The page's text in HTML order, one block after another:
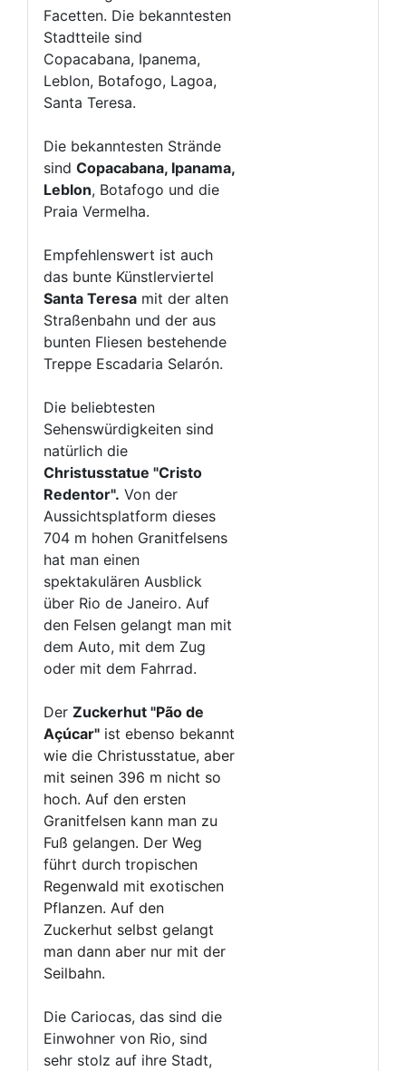
Facetten. Die bekanntesten
Stadtteile sind
Copacabana, Ipanema,
Leblon, Botafogo, Lagoa,
Santa Teresa.
Die bekanntesten Strände
sind Copacabana, Ipanama,
Leblon, Botafogo und die
Praia Vermelha.
Empfehlenswert ist auch
das bunte Künstlerviertel
Santa Teresa mit der alten
Straßenbahn und der aus
bunten Fliesen bestehende
Treppe Escadaria Selarón.
Die beliebtesten
Sehenswürdigkeiten sind
natürlich die
Christusstatue "Cristo
Redentor". Von der
Aussichtsplatform dieses
704 m hohen Granitfelsens
hat man einen
spektakulären Ausblick
über Rio de Janeiro. Auf
den Felsen gelangt man mit
dem Auto, mit dem Zug
oder mit dem Fahrrad.
Der Zuckerhut "Pão de
Açúcar" ist ebenso bekannt
wie die Christusstatue, aber
mit seinen 396 m nicht so
hoch. Auf den ersten
Granitfelsen kann man zu
Fuß gelangen. Der Weg
führt durch tropischen
Regenwald mit exotischen
Pflanzen. Auf den
Zuckerhut selbst gelangt
man dann aber nur mit der
Seilbahn.
Die Cariocas, das sind die
Einwohner von Rio, sind
sehr stolz auf ihre Stadt,